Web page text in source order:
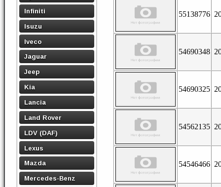
Infiniti
Isuzu
Iveco
Jaguar
Jeep
Kia
Lancia
Land Rover
LDV (DAF)
Lexus
Mazda
Mercedes-Benz
55138776
54690348
54690325
54562135
54546466